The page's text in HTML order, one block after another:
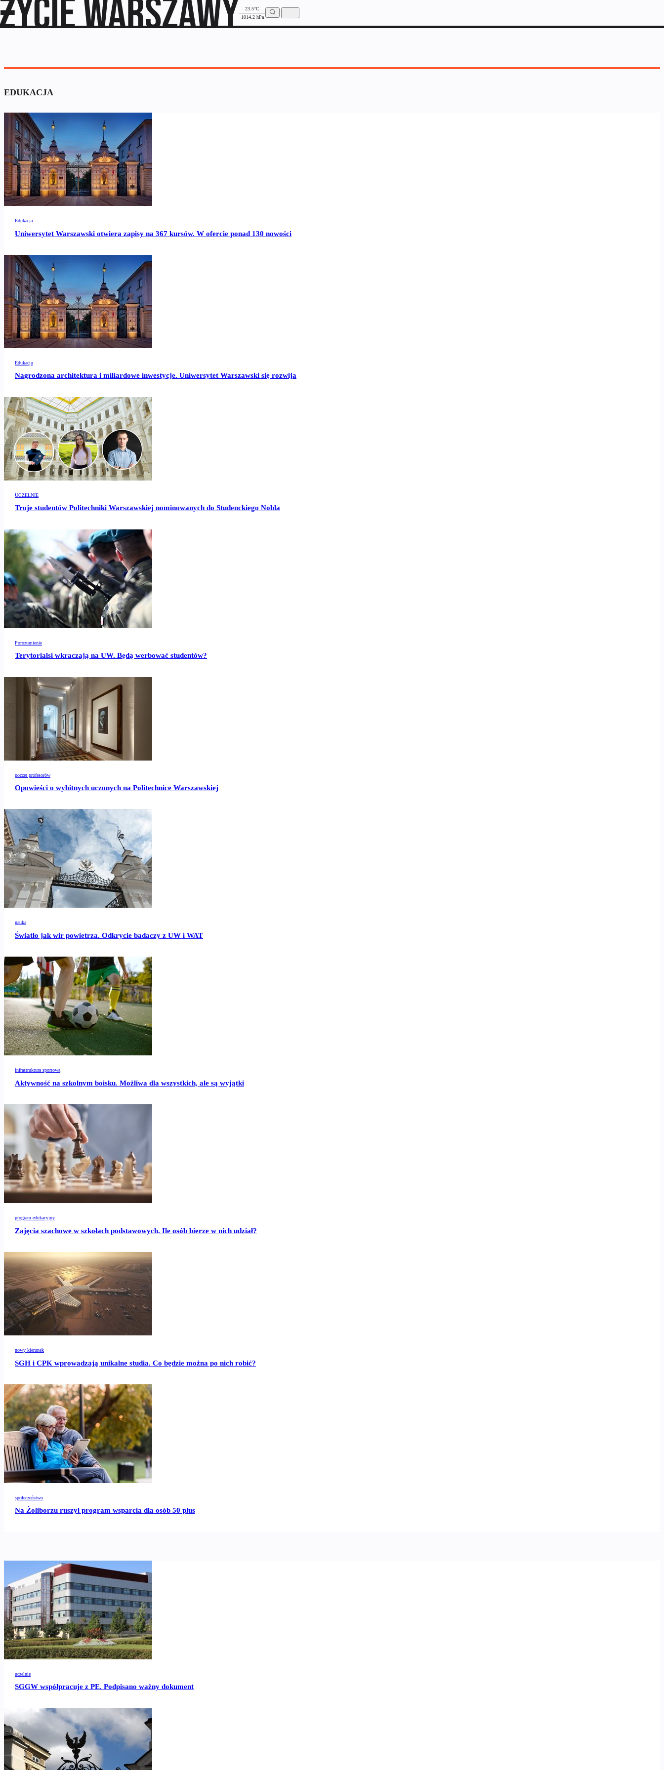
23.5°C
1014.2 hPa
EDUKACJA
Edukacja
Uniwersytet Warszawski otwiera zapisy na 367 kursów. W ofercie ponad 130 nowości
Edukacja
Nagrodzona architektura i miliardowe inwestycje. Uniwersytet Warszawski się rozwija
UCZELNIE
Troje studentów Politechniki Warszawskiej nominowanych do Studenckiego Nobla
Porozumienie
Terytorialsi wkraczają na UW. Będą werbować studentów?
poczet profesorów
Opowieści o wybitnych uczonych na Politechnice Warszawskiej
nauka
Światło jak wir powietrza. Odkrycie badaczy z UW i WAT
infrastruktura sportowa
Aktywność na szkolnym boisku. Możliwa dla wszystkich, ale są wyjątki
program edukacyjny
Zajęcia szachowe w szkołach podstawowych. Ile osób bierze w nich udział?
nowy kierunek
SGH i CPK wprowadzają unikalne studia. Co będzie można po nich robić?
społeczeństwo
Na Żoliborzu ruszył program wsparcia dla osób 50 plus
uczelnie
SGGW współpracuje z PE. Podpisano ważny dokument